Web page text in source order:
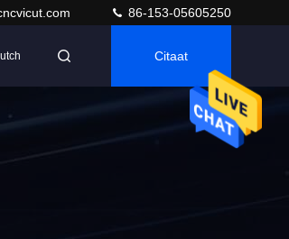
86-153-05605250
Citaat